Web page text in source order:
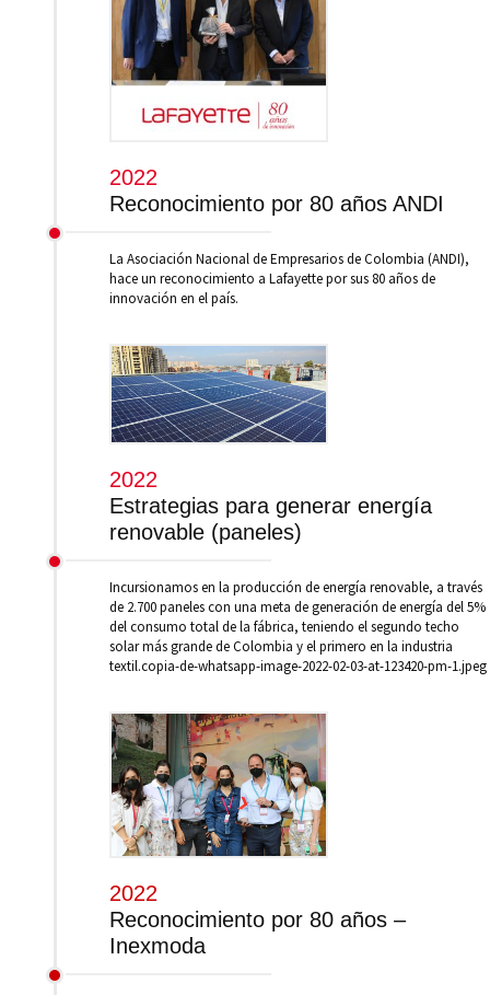
2022
Reconocimiento por 80 años ANDI
La Asociación Nacional de Empresarios de Colombia (ANDI),
hace un reconocimiento a Lafayette por sus 80 años de
innovación en el país.
2022
Estrategias para generar energía
renovable (paneles)
Incursionamos en la producción de energía renovable, a través
de 2.700 paneles con una meta de generación de energía del 5%
del consumo total de la fábrica, teniendo el segundo techo
solar más grande de Colombia y el primero en la industria
textil.copia-de-whatsapp-image-2022-02-03-at-123420-pm-1.jpeg
2022
Reconocimiento por 80 años –
Inexmoda